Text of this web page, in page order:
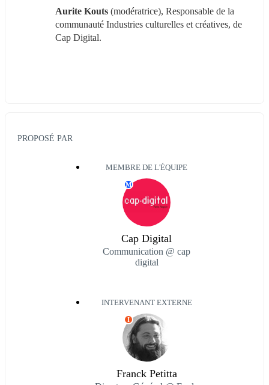
Aurite Kouts (modératrice), Responsable de la
communauté Industries culturelles et créatives, de
Cap Digital.
PROPOSÉ PAR
MEMBRE DE L'ÉQUIPE
M
Cap Digital
Communication @ cap
digital
INTERVENANT EXTERNE
I
Franck Petitta